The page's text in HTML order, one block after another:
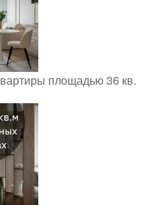
площадью 36 кв.